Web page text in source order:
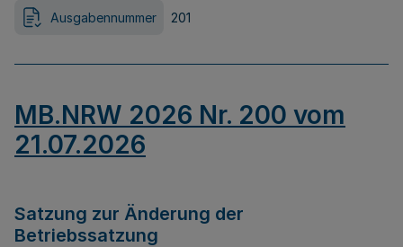
Ausgabennummer 201
MB.NRW 2026 Nr. 200 vom
21.07.2026
Satzung zur Änderung der
Betriebssatzung